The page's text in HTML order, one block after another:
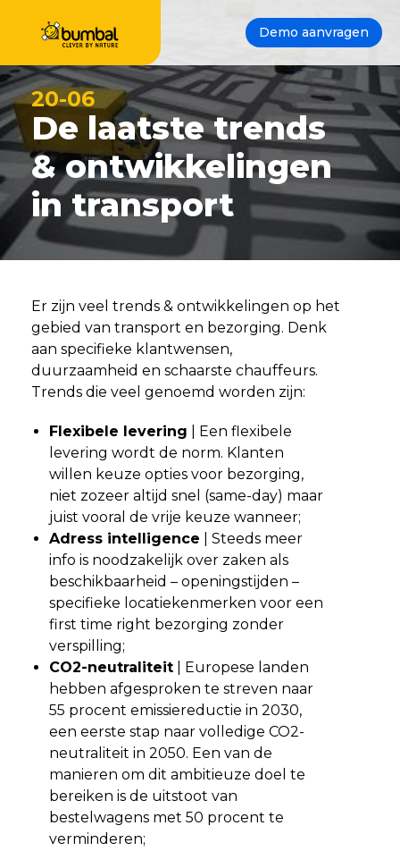
Demo aanvragen
20-06
De laatste trends
& ontwikkelingen
in transport
Er zijn veel trends & ontwikkelingen op het
gebied van transport en bezorging. Denk
aan specifieke klantwensen,
duurzaamheid en schaarste chauffeurs.
Trends die veel genoemd worden zijn:
Flexibele levering | Een flexibele
levering wordt de norm. Klanten
willen keuze opties voor bezorging,
niet zozeer altijd snel (same-day) maar
juist vooral de vrije keuze wanneer;
Adress intelligence | Steeds meer
info is noodzakelijk over zaken als
beschikbaarheid – openingstijden –
specifieke locatiekenmerken voor een
first time right bezorging zonder
verspilling;
CO2-neutraliteit | Europese landen
hebben afgesproken te streven naar
55 procent emissiereductie in 2030,
een eerste stap naar volledige CO2-
neutraliteit in 2050. Een van de
manieren om dit ambitieuze doel te
bereiken is de uitstoot van
bestelwagens met 50 procent te
verminderen;